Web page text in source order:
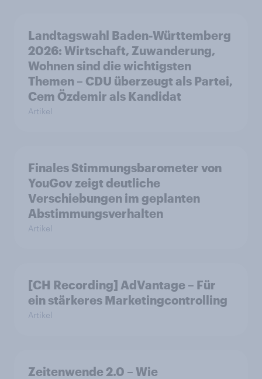
Landtagswahl Baden-Württemberg
2026: Wirtschaft, Zuwanderung,
Wohnen sind die wichtigsten
Themen – CDU überzeugt als Partei,
Cem Özdemir als Kandidat
Artikel
Finales Stimmungsbarometer von
YouGov zeigt deutliche
Verschiebungen im geplanten
Abstimmungsverhalten
Artikel
[CH Recording] AdVantage – Für
ein stärkeres Marketingcontrolling
Artikel
Zeitenwende 2.0 – Wie